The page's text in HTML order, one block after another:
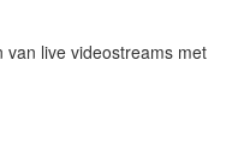
van live videostreams met